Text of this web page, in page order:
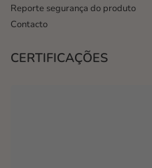
Reporte segurança do produto
Contacto
CERTIFICAÇÕES